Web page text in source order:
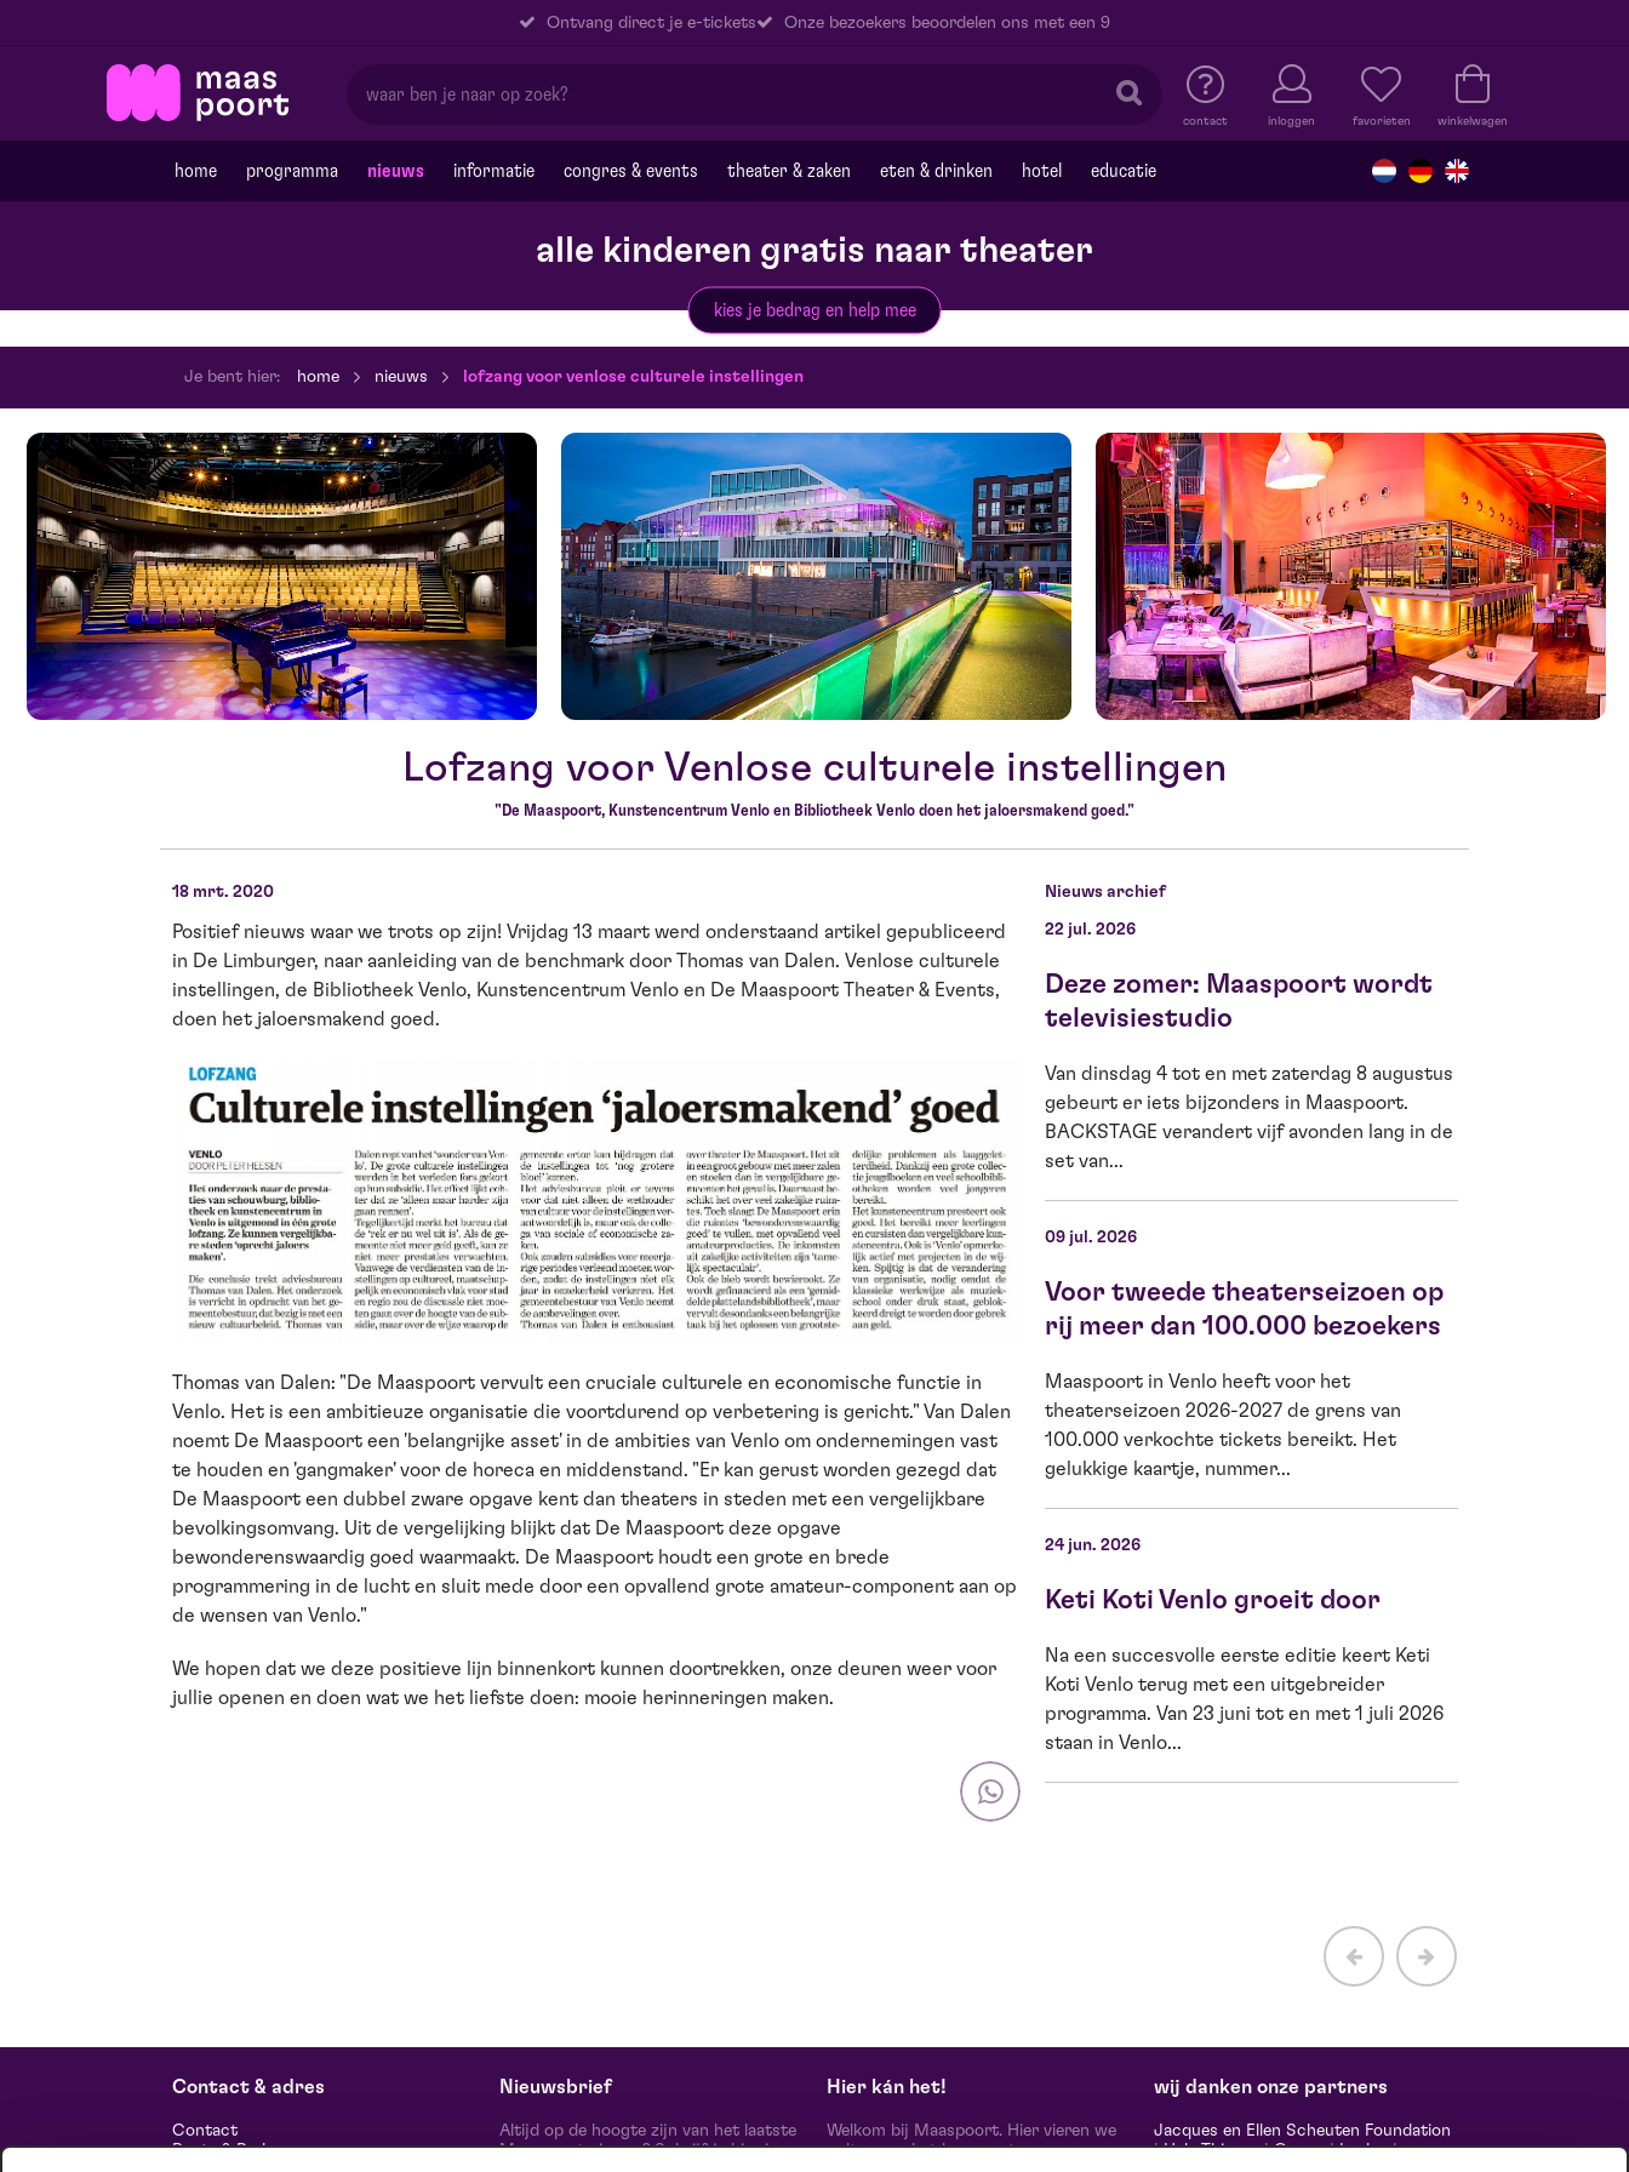
Ontvang direct je e-tickets Onze bezoekers beoordelen ons met een 9
contact inloggen favorieten winkelwagen
home programma nieuws informatie congres & events theater & zaken eten & drinken hotel educatie
alle kinderen gratis naar theater
kies je bedrag en help mee
Je bent hier: home nieuws lofzang voor venlose culturele instellingen
Lofzang voor Venlose culturele instellingen
"De Maaspoort, Kunstencentrum Venlo en Bibliotheek Venlo doen het jaloersmakend goed."
18 mrt. 2020
Positief nieuws waar we trots op zijn! Vrijdag 13 maart werd onderstaand artikel gepubliceerd
in De Limburger, naar aanleiding van de benchmark door Thomas van Dalen. Venlose culturele
instellingen, de Bibliotheek Venlo, Kunstencentrum Venlo en De Maaspoort Theater & Events,
doen het jaloersmakend goed.
Thomas van Dalen: "De Maaspoort vervult een cruciale culturele en economische functie in
Venlo. Het is een ambitieuze organisatie die voortdurend op verbetering is gericht." Van Dalen
noemt De Maaspoort een 'belangrijke asset' in de ambities van Venlo om ondernemingen vast
te houden en 'gangmaker' voor de horeca en middenstand. "Er kan gerust worden gezegd dat
De Maaspoort een dubbel zware opgave kent dan theaters in steden met een vergelijkbare
bevolkingsomvang. Uit de vergelijking blijkt dat De Maaspoort deze opgave
bewonderenswaardig goed waarmaakt. De Maaspoort houdt een grote en brede
programmering in de lucht en sluit mede door een opvallend grote amateur-component aan op
de wensen van Venlo."
We hopen dat we deze positieve lijn binnenkort kunnen doortrekken, onze deuren weer voor
jullie openen en doen wat we het liefste doen: mooie herinneringen maken.
Nieuws archief
22 jul. 2026
Deze zomer: Maaspoort wordt
televisiestudio
Van dinsdag 4 tot en met zaterdag 8 augustus
gebeurt er iets bijzonders in Maaspoort.
BACKSTAGE verandert vijf avonden lang in de
set van...
09 jul. 2026
Voor tweede theaterseizoen op
rij meer dan 100.000 bezoekers
Maaspoort in Venlo heeft voor het
theaterseizoen 2026-2027 de grens van
100.000 verkochte tickets bereikt. Het
gelukkige kaartje, nummer...
24 jun. 2026
Keti Koti Venlo groeit door
Na een succesvolle eerste editie keert Keti
Koti Venlo terug met een uitgebreider
programma. Van 23 juni tot en met 1 juli 2026
staan in Venlo...
Contact & adres
Contact
Route & Parkeren
Nieuwsbrief
Altijd op de hoogte zijn van het laatste
Maaspoort nieuws? Schrijf je hier in
Hier kán het!
Welkom bij Maaspoort. Hier vieren we
cultuur en het leven met een
wij danken onze partners
Jacques en Ellen Scheuten Foundation
|Hela Thissen|Canon|Leolux|